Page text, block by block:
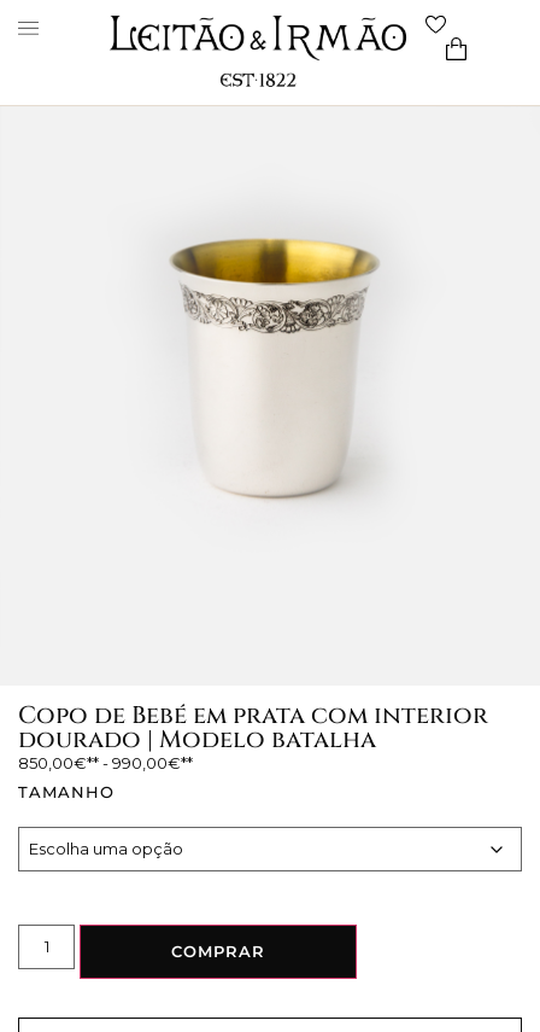
Copo de Bebé em prata com interior
dourado | Modelo batalha
850,00€ -990,00€
TAMANHO
COMPRAR